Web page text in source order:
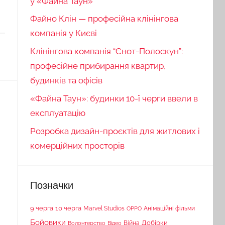
Файно Клін — професійна клінінгова
компанія у Києві
Клінінгова компанія “Єнот-Полоскун”:
професійне прибирання квартир,
будинків та офісів
«Файна Таун»: будинки 10-ї черги ввели в
експлуатацію
Розробка дизайн-проєктів для житлових і
комерційних просторів
Позначки
9 черга 10 черга Marvel Studios OPPO Анімаційні фільми
Бойовики Волонтерство Відео Війна Добірки